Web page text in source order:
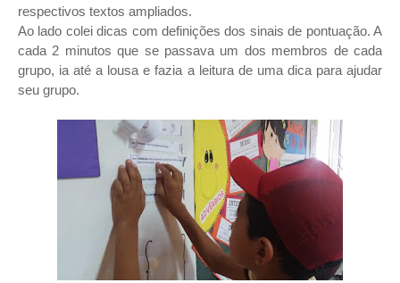
respectivos textos ampliados.
Ao lado colei dicas com definições dos sinais de pontuação. A
cada 2 minutos que se passava um dos membros de cada
grupo, ia até a lousa e fazia a leitura de uma dica para ajudar
seu grupo.